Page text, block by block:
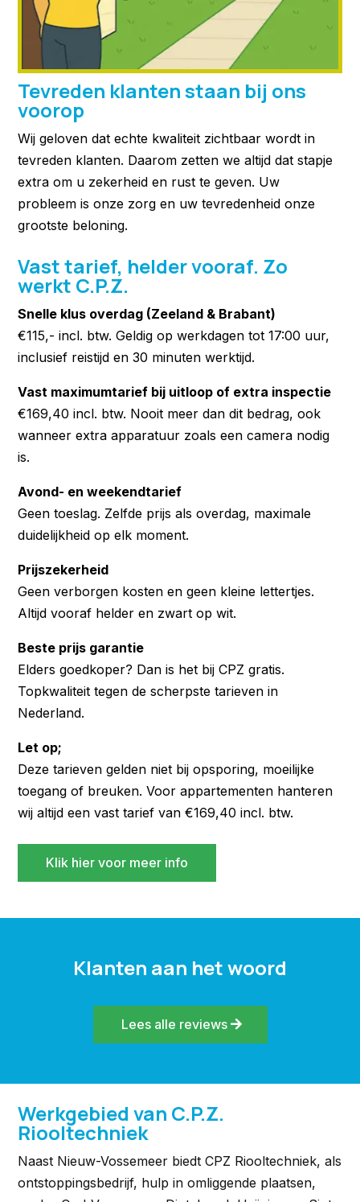
Tevreden klanten staan bij ons
voorop
Wij geloven dat echte kwaliteit zichtbaar wordt in
tevreden klanten. Daarom zetten we altijd dat stapje
extra om u zekerheid en rust te geven. Uw
probleem is onze zorg en uw tevredenheid onze
grootste beloning.
Vast tarief, helder vooraf. Zo
werkt C.P.Z.
Snelle klus overdag (Zeeland & Brabant)
€115,- incl. btw. Geldig op werkdagen tot 17:00 uur,
inclusief reistijd en 30 minuten werktijd.
Vast maximumtarief bij uitloop of extra inspectie
€169,40 incl. btw. Nooit meer dan dit bedrag, ook
wanneer extra apparatuur zoals een camera nodig
is.
Avond- en weekendtarief
Geen toeslag. Zelfde prijs als overdag, maximale
duidelijkheid op elk moment.
Prijszekerheid
Geen verborgen kosten en geen kleine lettertjes.
Altijd vooraf helder en zwart op wit.
Beste prijs garantie
Elders goedkoper? Dan is het bij CPZ gratis.
Topkwaliteit tegen de scherpste tarieven in
Nederland.
Let op;
Deze tarieven gelden niet bij opsporing, moeilijke
toegang of breuken. Voor appartementen hanteren
wij altijd een vast tarief van €169,40 incl. btw.
Klik hier voor meer info
Klanten aan het woord
Lees alle reviews
Werkgebied van C.P.Z.
Riooltechniek
Naast Nieuw-Vossemeer biedt CPZ Riooltechniek, als
ontstoppingsbedrijf, hulp in omliggende plaatsen,